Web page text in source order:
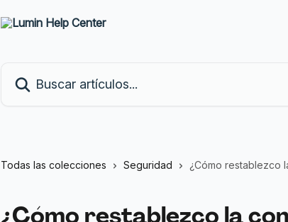
Todas las colecciones Seguridad ¿Cómo restablezco
¿Cómo restablezco la